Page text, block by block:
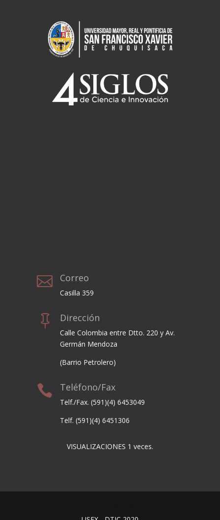
 Correo
Casilla 359
 Dirección
Calle Colombia entre Dtto. 220 y Av.
Germán Mendoza
(Barrio Petrolero)
 Teléfono/Fax
Telf./Fax. (591)(4) 6453049
Telf. (591)(4) 6451306
VISUALIZACIONES 1 veces.